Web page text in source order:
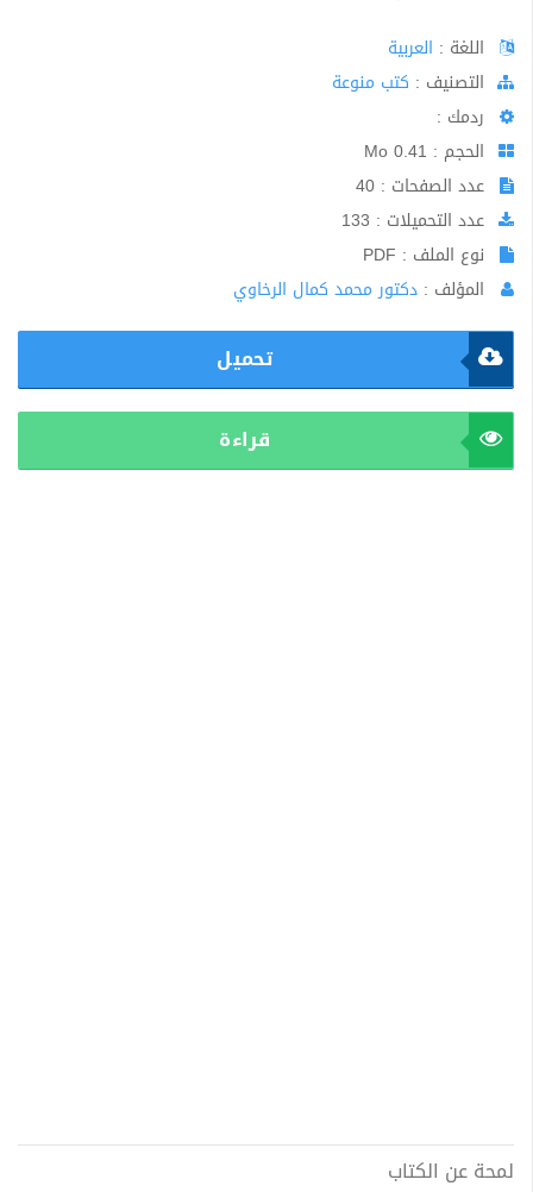
اللغة : العربية
اﻟﺘﺼﻨﻴﻒ : كتب منوعة
ردمك :
الحجم : 0.41 Mo
عدد الصفحات : 40
عدد التحميلات : 133
نوع الملف : PDF
المؤلف : دكتور محمد كمال الرخاوي
تحميل
قراءة
لمحة عن الكتاب